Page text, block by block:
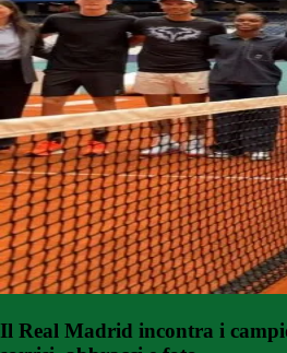
Il Real Madrid incontra i